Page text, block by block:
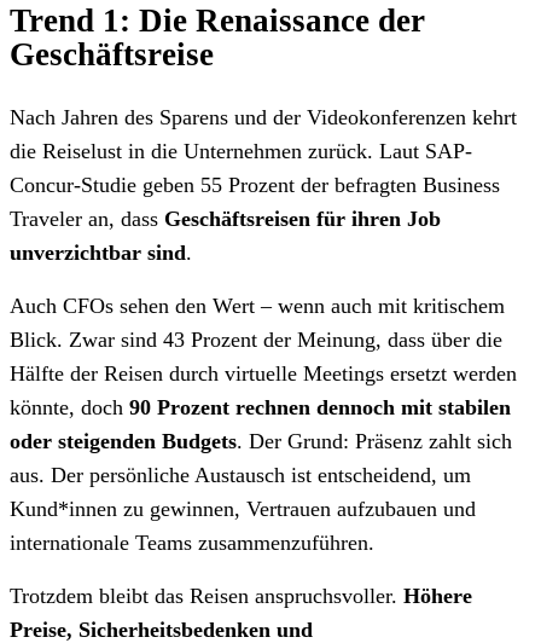
Trend 1: Die Renaissance der
Geschäftsreise
Nach Jahren des Sparens und der Videokonferenzen kehrt
die Reiselust in die Unternehmen zurück. Laut SAP-
Concur-Studie geben 55 Prozent der befragten Business
Traveler an, dass Geschäftsreisen für ihren Job
unverzichtbar sind.
Auch CFOs sehen den Wert – wenn auch mit kritischem
Blick. Zwar sind 43 Prozent der Meinung, dass über die
Hälfte der Reisen durch virtuelle Meetings ersetzt werden
könnte, doch 90 Prozent rechnen dennoch mit stabilen
oder steigenden Budgets. Der Grund: Präsenz zahlt sich
aus. Der persönliche Austausch ist entscheidend, um
Kund*innen zu gewinnen, Vertrauen aufzubauen und
internationale Teams zusammenzuführen.
Trotzdem bleibt das Reisen anspruchsvoller. Höhere
Preise, Sicherheitsbedenken und